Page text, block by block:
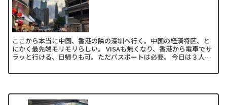
ここから本当に中国、香港の隣の深圳へ行く。中国の経済特区、と
にかく最先端モリモリらしい。 VISAも無くなり、香港から電車でサ
ラッと行ける、日帰りも可。ただパスポートは必要。 今日は３人い